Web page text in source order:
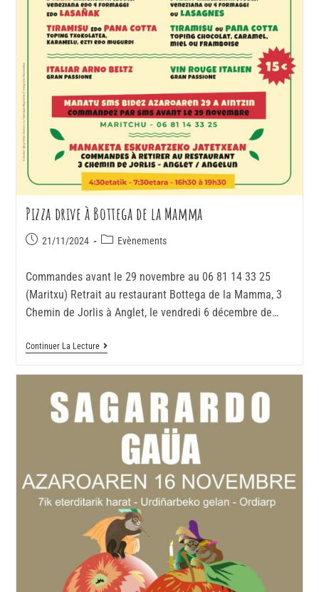
Pizza drive à Bottega de la Mamma
21/11/2024 Evènements
Commandes avant le 29 novembre au 06 81 14 33 25
(Maritxu) Retrait au restaurant Bottega de la Mamma, 3
Chemin de Jorlis à Anglet, le vendredi 6 décembre de…
Continuer La Lecture